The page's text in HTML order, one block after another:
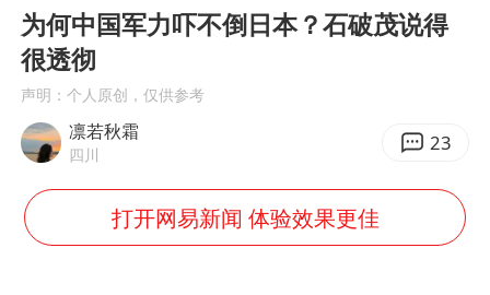
茅台部分直营店飞天茅台提价
几元成本的AI广告导致千万市值蒸发
《欢迎来龙餐馆》口碑
白海豚将正面袭击贯穿浙江
为何中国军力吓不倒日本？石破茂说得
很透彻
声明：个人原创，仅供参考
凛若秋霜
四川 23
打开网易新闻 体验效果更佳